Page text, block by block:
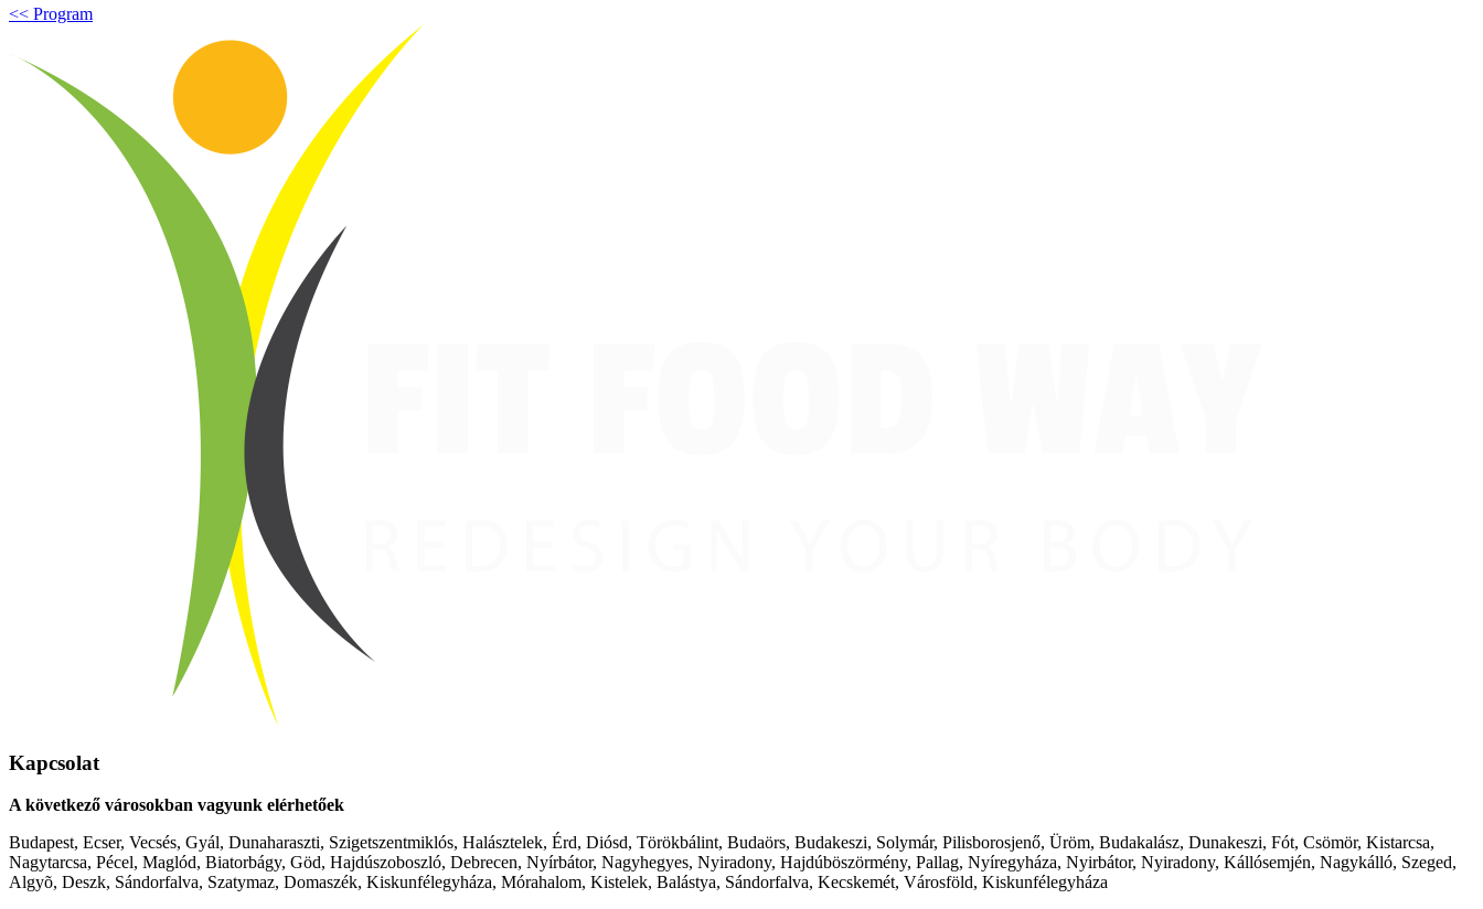
<< Program
Kapcsolat
A következő városokban vagyunk elérhetőek
Budapest, Ecser, Vecsés, Gyál, Dunaharaszti, Szigetszentmiklós, Halásztelek, Érd, Diósd, Törökbálint, Budaörs, Budakeszi, Solymár, Pilisborosjenő, Üröm, Budakalász, Dunakeszi, Fót, Csömör, Kistarcsa,
Nagytarcsa, Pécel, Maglód, Biatorbágy, Göd, Hajdúszoboszló, Debrecen, Nyírbátor, Nagyhegyes, Nyiradony, Hajdúböszörmény, Pallag, Nyíregyháza, Nyirbátor, Nyiradony, Kállósemjén, Nagykálló, Szeged,
Algyõ, Deszk, Sándorfalva, Szatymaz, Domaszék, Kiskunfélegyháza, Mórahalom, Kistelek, Balástya, Sándorfalva, Kecskemét, Városföld, Kiskunfélegyháza